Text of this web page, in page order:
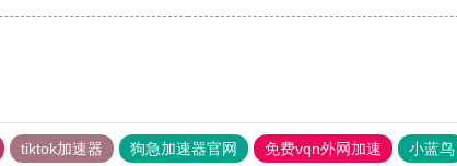
tiktok加速器 狗急加速器官网 免费vqn外网加速 小蓝鸟